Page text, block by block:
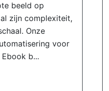
beeld op
zijn complexiteit,
Onze
voor
b...